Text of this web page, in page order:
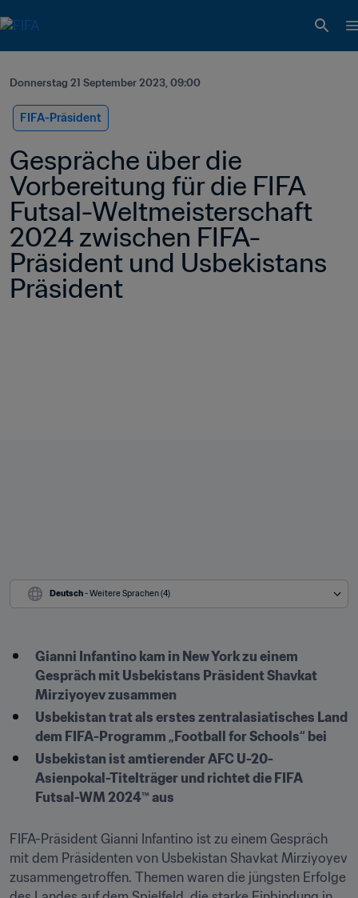
Donnerstag 21 September 2023, 09:00
FIFA-Präsident
Gespräche über die
Vorbereitung für die FIFA
Futsal-Weltmeisterschaft
2024 zwischen FIFA-
Präsident und Usbekistans
Präsident
Deutsch - Weitere Sprachen (4)
Gianni Infantino kam in New York zu einem
Gespräch mit Usbekistans Präsident Shavkat
Mirziyoyev zusammen
Usbekistan trat als erstes zentralasiatisches Land
dem FIFA-Programm „Football for Schools“ bei
Usbekistan ist amtierender AFC U-20-
Asienpokal-Titelträger und richtet die FIFA
Futsal-WM 2024™️ aus
FIFA-Präsident Gianni Infantino ist zu einem Gespräch
mit dem Präsidenten von Usbekistan Shavkat Mirziyoyev
zusammengetroffen. Themen waren die jüngsten Erfolge